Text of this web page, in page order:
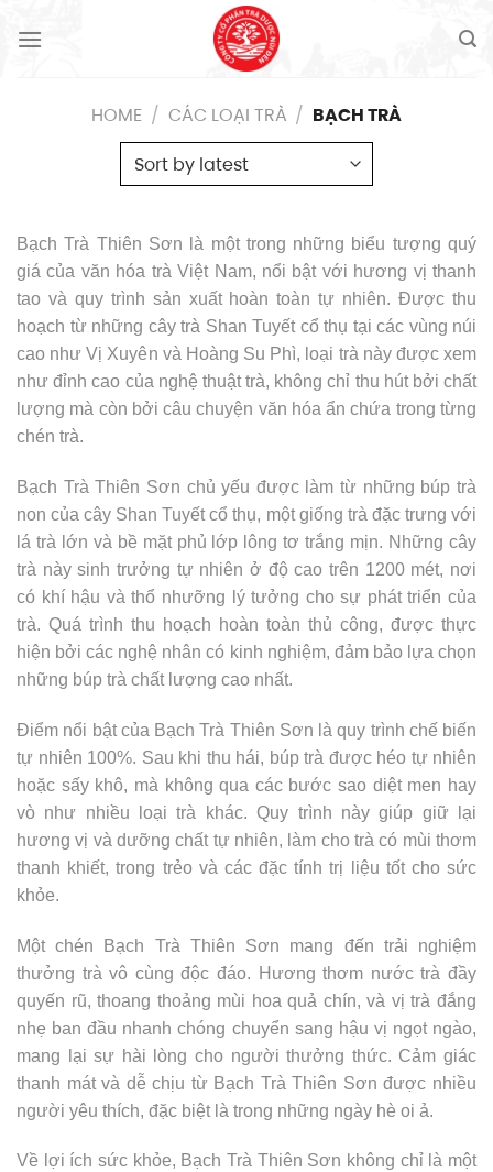
HOME / CÁC LOẠI TRÀ / BẠCH TRÀ
Bạch Trà Thiên Sơn là một trong những biểu tượng quý
giá của văn hóa trà Việt Nam, nổi bật với hương vị thanh
tao và quy trình sản xuất hoàn toàn tự nhiên. Được thu
hoạch từ những cây trà Shan Tuyết cổ thụ tại các vùng núi
cao như Vị Xuyên và Hoàng Su Phì, loại trà này được xem
như đỉnh cao của nghệ thuật trà, không chỉ thu hút bởi chất
lượng mà còn bởi câu chuyện văn hóa ẩn chứa trong từng
chén trà.
Bạch Trà Thiên Sơn chủ yếu được làm từ những búp trà
non của cây Shan Tuyết cổ thụ, một giống trà đặc trưng với
lá trà lớn và bề mặt phủ lớp lông tơ trắng mịn. Những cây
trà này sinh trưởng tự nhiên ở độ cao trên 1200 mét, nơi
có khí hậu và thổ nhưỡng lý tưởng cho sự phát triển của
trà. Quá trình thu hoạch hoàn toàn thủ công, được thực
hiện bởi các nghệ nhân có kinh nghiệm, đảm bảo lựa chọn
những búp trà chất lượng cao nhất.
Điểm nổi bật của Bạch Trà Thiên Sơn là quy trình chế biến
tự nhiên 100%. Sau khi thu hái, búp trà được héo tự nhiên
hoặc sấy khô, mà không qua các bước sao diệt men hay
vò như nhiều loại trà khác. Quy trình này giúp giữ lại
hương vị và dưỡng chất tự nhiên, làm cho trà có mùi thơm
thanh khiết, trong trẻo và các đặc tính trị liệu tốt cho sức
khỏe.
Một chén Bạch Trà Thiên Sơn mang đến trải nghiệm
thưởng trà vô cùng độc đáo. Hương thơm nước trà đầy
quyến rũ, thoang thoảng mùi hoa quả chín, và vị trà đắng
nhẹ ban đầu nhanh chóng chuyển sang hậu vị ngọt ngào,
mang lại sự hài lòng cho người thưởng thức. Cảm giác
thanh mát và dễ chịu từ Bạch Trà Thiên Sơn được nhiều
người yêu thích, đặc biệt là trong những ngày hè oi ả.
Về lợi ích sức khỏe, Bạch Trà Thiên Sơn không chỉ là một